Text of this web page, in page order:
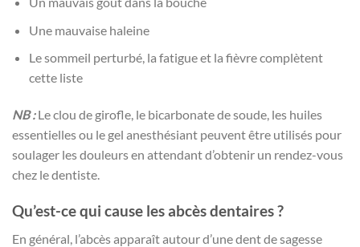
Une mauvaise haleine
Le sommeil perturbé, la fatigue et la fièvre complètent
cette liste
NB :Le clou de girofle, le bicarbonate de soude, les huiles
essentielles ou le gel anesthésiant peuvent être utilisés pour
soulager les douleurs en attendant d’obtenir un rendez-vous
chez le dentiste.
Qu’est-ce qui cause les abcès dentaires ?
En général, l’abcès apparaît autour d’une dent de sagesse